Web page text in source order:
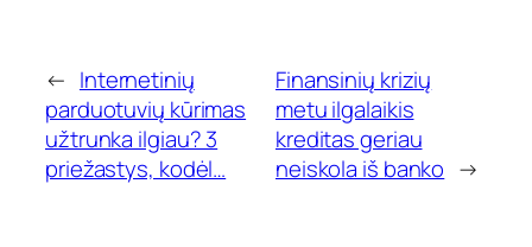
← Internetinių
parduotuvių kūrimas
užtrunka ilgiau? 3
priežastys, kodėl…
Finansinių krizių
metu ilgalaikis
kreditas geriau
neiskola iš banko →